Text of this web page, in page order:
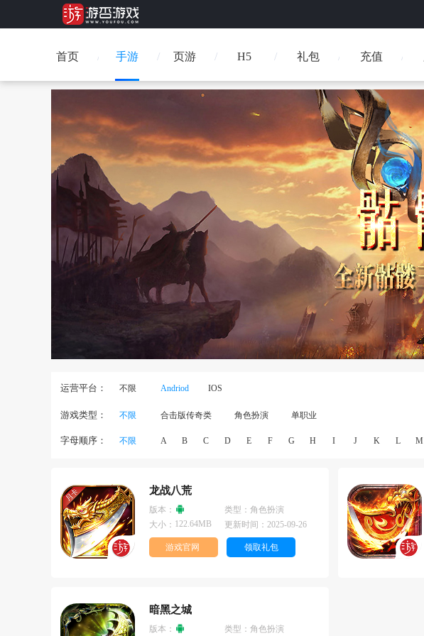
首页 手游 H5
页游 礼包 充值
运营平台： 不限 Andriod IOS
游戏类型： 不限 合击版传奇类 角色扮演 单职业
字母顺序： 不限 A B C D E F G H I J K L M
龙战八荒
版本： 类型： 角色扮演
大小： 122.64MB 更新时间： 2025-09-26
游戏官网 领取礼包
暗黑之城
版本： 类型： 角色扮演